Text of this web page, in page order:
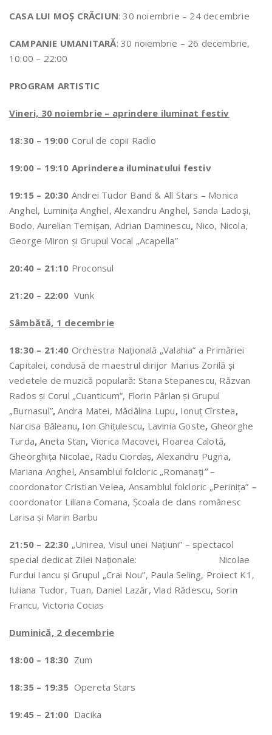
CASA LUI MOȘ CRĂCIUN: 30 noiembrie – 24 decembrie
CAMPANIE UMANITARĂ: 30 noiembrie – 26 decembrie,
10:00 – 22:00
PROGRAM ARTISTIC
Vineri, 30 noiembrie – aprindere iluminat festiv
18:30 – 19:00 Corul de copii Radio
19:00 – 19:10 Aprinderea iluminatului festiv
19:15 – 20:30 Andrei Tudor Band & All Stars – Monica
Anghel, Luminiţa Anghel, Alexandru Anghel, Sanda Ladoşi,
Bodo, Aurelian Temişan, Adrian Daminescu, Nico, Nicola,
George Miron şi Grupul Vocal „Acapella”
20:40 – 21:10 Proconsul
21:20 – 22:00 Vunk
Sâmbătă, 1 decembrie
18:30 – 21:40 Orchestra Naţională „Valahia” a Primăriei
Capitalei, condusă de maestrul dirijor Marius Zorilă şi
vedetele de muzică populară: Stana Stepanescu, Răzvan
Rados şi Corul „Cuanticum”, Florin Pârlan şi Grupul
„Burnasul”,Andra Matei, Mădălina Lupu, Ionuţ Cîrstea,
Narcisa Băleanu, Ion Ghiţulescu, Lavinia Goste, Gheorghe
Turda,Aneta Stan, Viorica Macovei, Floarea Calotă,
Gheorghiţa Nicolae, Radu Ciordaş, Alexandru Pugna,
Mariana Anghel,Ansamblul folcloric „Romanați” –
coordonator Cristian Velea, Ansamblul folcloric „Perinița” –
coordonator Liliana Comana, Școala de dans românesc
Larisa și Marin Barbu
21:50 – 22:30 „Unirea, Visul unei Naţiuni” – spectacol
special dedicat Zilei Naţionale: Nicolae
Furdui Iancu şi Grupul „Crai Nou”, Paula Seling, Proiect K1,
Iuliana Tudor, Tuan, Daniel Lazăr, Vlad Rădescu, Sorin
Francu, Victoria Cocias
Duminică, 2 decembrie
18:00 – 18:30 Zum
18:35 – 19:35 Opereta Stars
19:45 – 21:00 Dacika